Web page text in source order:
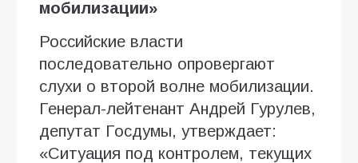
мобилизации»
Российские власти
последовательно опровергают
слухи о второй волне мобилизации.
Генерал-лейтенант Андрей Гурулев,
депутат Госдумы, утверждает:
«Ситуация под контролем, текущих